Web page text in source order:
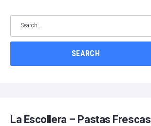
SEARCH
La Escollera – Pastas Frescas